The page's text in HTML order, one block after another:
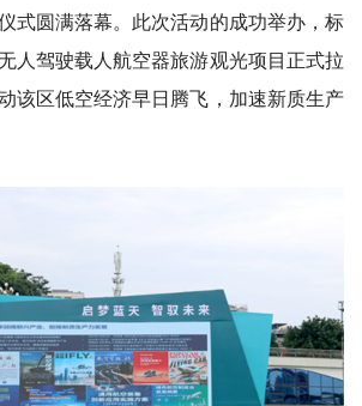
式圆满落幕。此次活动的成功举办，标
人驾驶载人航空器旅游观光项目正式拉
该区低空经济早日腾飞，加速新质生产